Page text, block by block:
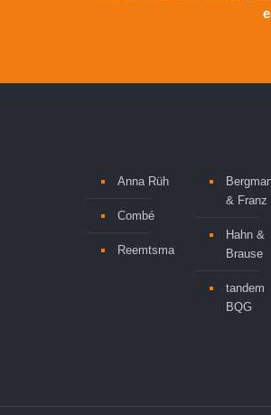
Anna Rüh
Combé
Reemtsma
& Franz
Hahn &
Brause
tandem
BQG